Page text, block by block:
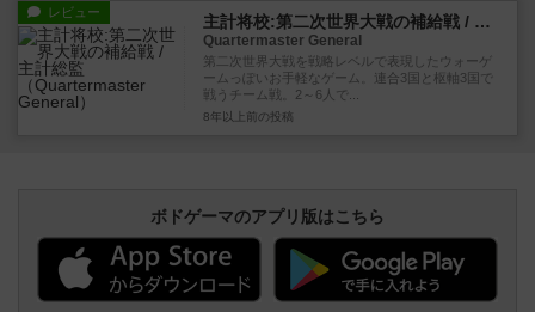
レビュー 主計将校:第二次世界大戦の補給戦 / 主計総監
Quartermaster General
第二次世界大戦を戦略レベルで表現したウォーゲ
ームっぽいお手軽なゲーム。連合3国と枢軸3国で
戦うチーム戦。2～6人で...
8年以上前 の投稿
ボドゲーマのアプリ版はこちら